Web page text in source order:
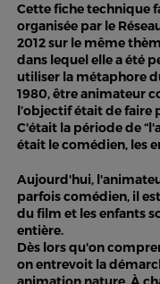
Cette fiche technique
organisée par le
2012 sur le même
dans lequel elle a été
utiliser la métaphore
1980, être animateur
l’objectif était de faire
C'était la période de
était le comédien, les
Aujourd'hui,
parfois comédien, il
du film et les enfants
entière.
Dès lors qu'on
on entrevoit la